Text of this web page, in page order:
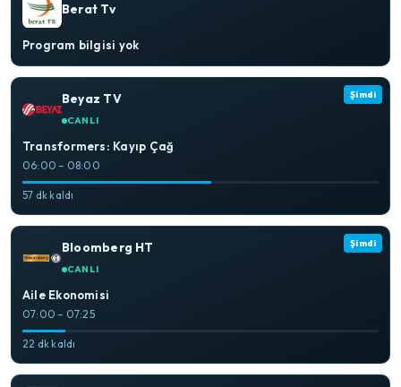
Berat Tv
Program bilgisi yok
Şimdi
Beyaz TV
CANLI
Transformers: Kayıp Çağ
06:00 – 08:00
57 dk kaldı
Şimdi
Bloomberg HT
CANLI
Aile Ekonomisi
07:00 – 07:25
22 dk kaldı